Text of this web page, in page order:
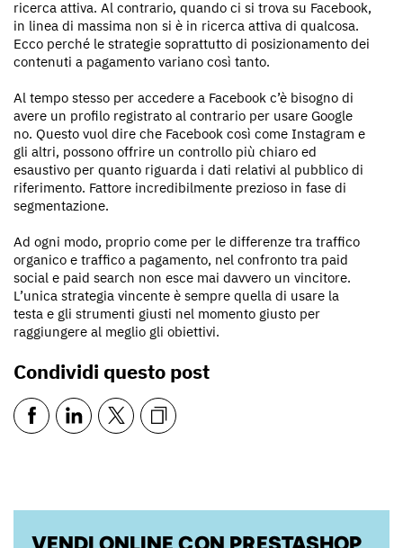
ricerca attiva. Al contrario, quando ci si trova su Facebook,
in linea di massima non si è in ricerca attiva di qualcosa.
Ecco perché le strategie soprattutto di posizionamento dei
contenuti a pagamento variano così tanto.
Al tempo stesso per accedere a Facebook c’è bisogno di
avere un profilo registrato al contrario per usare Google
no. Questo vuol dire che Facebook così come Instagram e
gli altri, possono offrire un controllo più chiaro ed
esaustivo per quanto riguarda i dati relativi al pubblico di
riferimento. Fattore incredibilmente prezioso in fase di
segmentazione.
Ad ogni modo, proprio come per le differenze tra traffico
organico e traffico a pagamento, nel confronto tra paid
social e paid search non esce mai davvero un vincitore.
L’unica strategia vincente è sempre quella di usare la
testa e gli strumenti giusti nel momento giusto per
raggiungere al meglio gli obiettivi.
Condividi questo post
VENDI ONLINE CON PRESTASHOP